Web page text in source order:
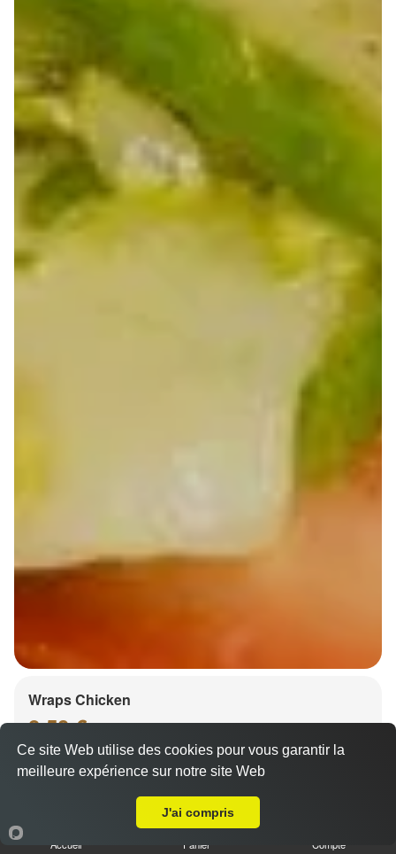
Wraps Chicken
8.50 €
Accueil Panier Compte
Ce site Web utilise des cookies pour vous garantir la
meilleure expérience sur notre site Web
J'ai compris